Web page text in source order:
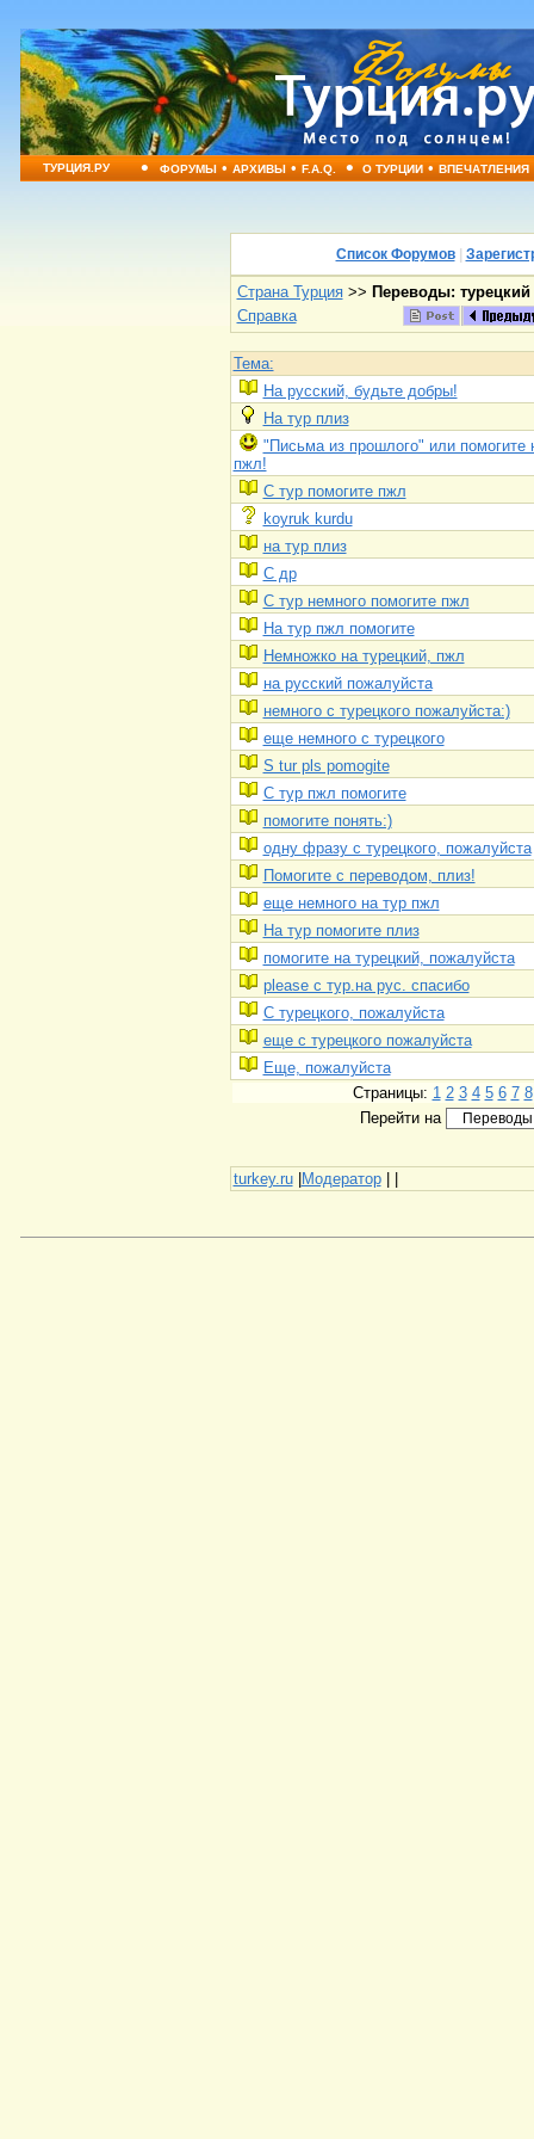
ТУРЦИЯ.РУ • ФОРУМЫ•АРХИВЫ•F.A.Q. • О ТУРЦИИ•ВПЕЧАТЛЕНИЯ
Список Форумов|
Страна Турция>> Переводы: турецкий
Справка
Тема:
На русский, будьте добры!
На тур плиз
"Письма из прошлого" или помогите
пжл!
С тур помогите пжл
koyruk kurdu
на тур плиз
С др
С тур немного помогите пжл
На тур пжл помогите
Немножко на турецкий, пжл
на русский пожалуйста
немного с турецкого пожалуйста:)
еще немного с турецкого
S tur pls pomogite
С тур пжл помогите
помогите понять:)
одну фразу с турецкого, пожалуйста
Помогите с переводом, плиз!
еще немного на тур пжл
На тур помогите плиз
помогите на турецкий, пожалуйста
please с тур.на рус. спасибо
С турецкого, пожалуйста
еще с турецкого пожалуйста
Еще, пожалуйста
Страницы: 1 2 3 4 5 6 7 8
Перейти на
turkey.ru|Модератор| |